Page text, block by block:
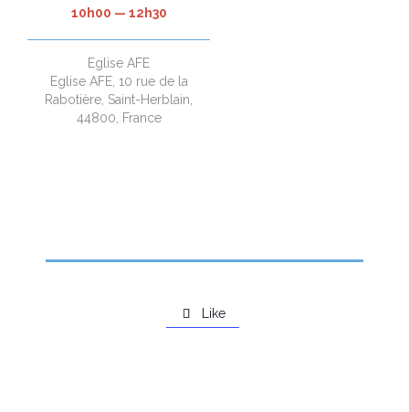
10h00 — 12h30
Eglise AFE
Eglise AFE, 10 rue de la
Rabotière, Saint-Herblain,
44800, France
 Like